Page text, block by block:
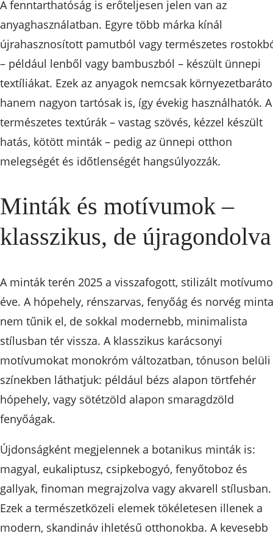
A fenntarthatóság is erőteljesen jelen van az
anyaghasználatban. Egyre több márka kínál
újrahasznosított pamutból vagy természetes
– például lenből vagy bambuszból – készült ünnepi
textíliákat. Ezek az anyagok nemcsak
hanem nagyon tartósak is, így évekig használhatók. A
természetes textúrák – vastag szövés, kézzel készült
hatás, kötött minták – pedig az ünnepi otthon
melegségét és időtlenségét hangsúlyozzák.
Minták és motívumok –
klasszikus, de újragondolva
A minták terén 2025 a visszafogott, stilizált
éve. A hópehely, rénszarvas, fenyőág és norvég minta
nem tűnik el, de sokkal modernebb, minimalista
stílusban tér vissza. A klasszikus karácsonyi
motívumokat monokróm változatban, tónuson belüli
színekben láthatjuk: például bézs alapon törtfehér
hópehely, vagy sötétzöld alapon smaragdzöld
fenyőágak.
Újdonságként megjelennek a botanikus minták is:
magyal, eukaliptusz, csipkebogyó, fenyőtoboz és
gallyak, finoman megrajzolva vagy akvarell stílusban.
Ezek a természetközeli elemek tökéletesen illenek a
modern, skandináv ihletésű otthonokba. A kevesebb